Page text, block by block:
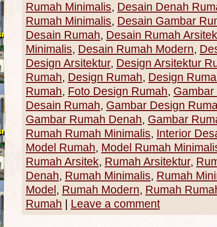
Rumah Minimalis, Desain Denah
Rumah Minimalis, Desain Gambar
Desain Rumah, Desain Rumah
Minimalis, Desain Rumah Modern,
Design Arsitektur, Design Arsitektur
Rumah, Design Rumah, Design
Rumah, Foto Design Rumah,
Desain Rumah, Gambar Design
Gambar Rumah Denah, Gambar
Rumah Rumah Minimalis, Interior
Model Rumah, Model Rumah
Rumah Arsitek, Rumah Arsitektur,
Denah, Rumah Minimalis, Rumah
Model, Rumah Modern, Rumah
Rumah | Leave a comment